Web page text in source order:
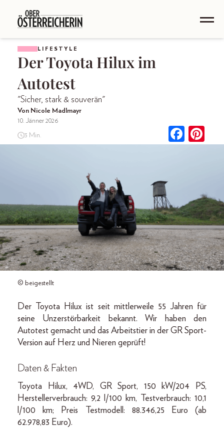
LIFESTYLE
Der Toyota Hilux im
Autotest
"Sicher, stark & souverän"
Von Nicole Madlmayr
10. Jänner 2026
3 Min.
© beigestellt
Der Toyota Hilux ist seit mittlerweile 55 Jahren für
seine Unzerstörbarkeit bekannt. Wir haben den
Autotest gemacht und das Arbeitstier in der GR Sport-
Version auf Herz und Nieren geprüft!
Daten & Fakten
Toyota Hilux, 4WD, GR Sport, 150 kW/204 PS,
Herstellerverbrauch: 9,2 l/100 km, Testverbrauch: 10,1
l/100 km; Preis Testmodell: 88.346,25 Euro (ab
62.978,83 Euro).